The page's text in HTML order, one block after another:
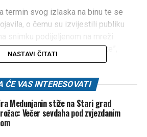
termin svog izlaska na binu te se
o čemu su izvijestili publiku
ulaz na koncert koji god želite”,
da želi Karleušu, on je odgovorio:
slučaj da pjevačica ima problema
Uzevši u obzir da je postala
NASTAVI ČITATI
ĆE VAS INTERESOVATI
Medunjanin stiže na Stari grad
Večer sevdaha pod zvjezdanim